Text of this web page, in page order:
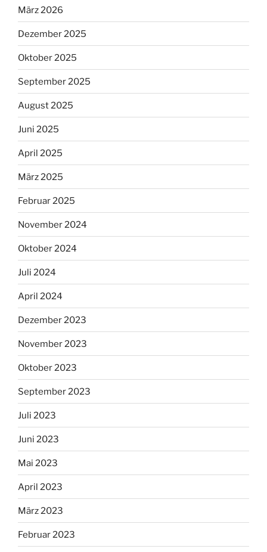
März 2026
Dezember 2025
Oktober 2025
September 2025
August 2025
Juni 2025
April 2025
März 2025
Februar 2025
November 2024
Oktober 2024
Juli 2024
April 2024
Dezember 2023
November 2023
Oktober 2023
September 2023
Juli 2023
Juni 2023
Mai 2023
April 2023
März 2023
Februar 2023